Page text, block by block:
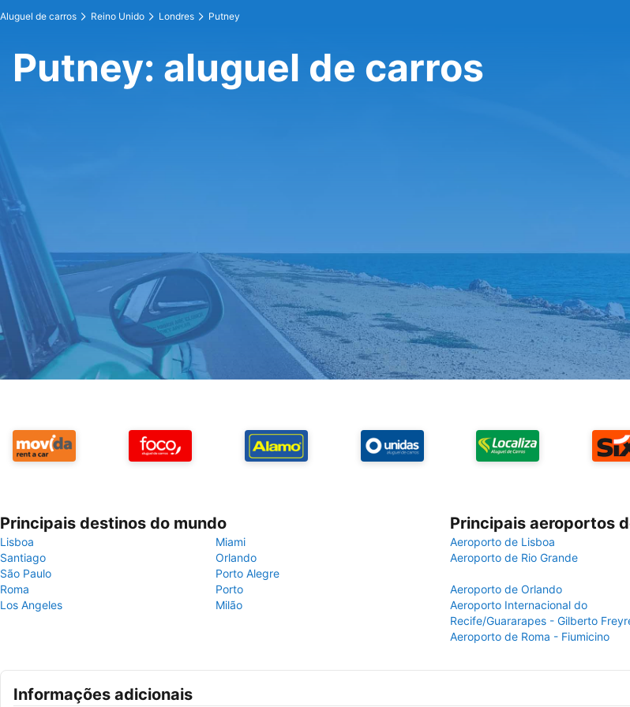
Aluguel de carros Reino Unido Londres Putney
Putney: aluguel de carros
Principais destinos do mundo
Lisboa
Miami
Santiago
Orlando
São Paulo
Porto Alegre
Roma
Porto
Los Angeles
Milão
Principais aeroportos
Aeroporto de Lisboa
Aeroporto de Rio Grande
Aeroporto de Orlando
Aeroporto Internacional do
Recife/Guararapes - Gilberto
Aeroporto de Roma - Fiumicino
Informações adicionais